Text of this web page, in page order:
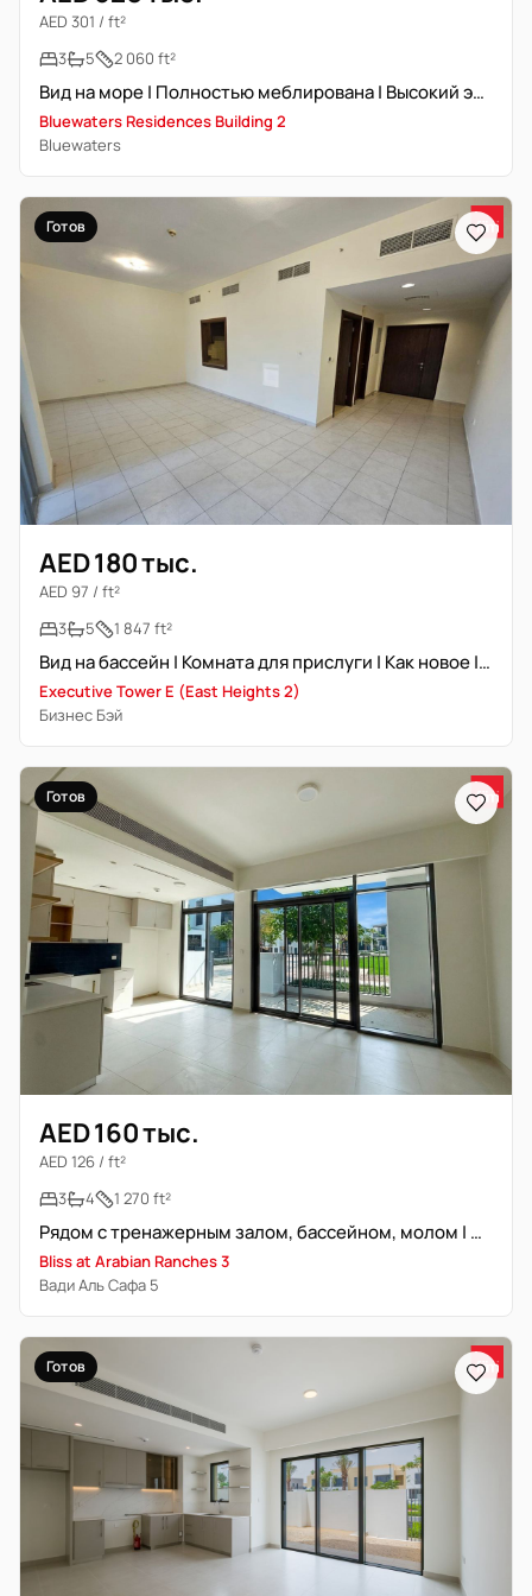
AED 301 / ft²
3
5 2 060 ft²
Вид на море | Полностью меблирована | Высокий этаж | 3 комнаты с комнатой для прислуги
Bluewaters Residences Building 2
Bluewaters
Готов
AED 180 тыс.
AED 97 / ft²
3
5 1 847 ft²
Вид на бассейн | Комната для прислуги | Как новое | Низкий этаж
Executive Tower E (East Heights 2)
Бизнес Бэй
Готов
AED 160 тыс.
AED 126 / ft²
3
4 1 270 ft²
Рядом с тренажерным залом, бассейном, молом | Первый ряд | Вид на парк
Bliss at Arabian Ranches 3
Вади Аль Сафа 5
Готов